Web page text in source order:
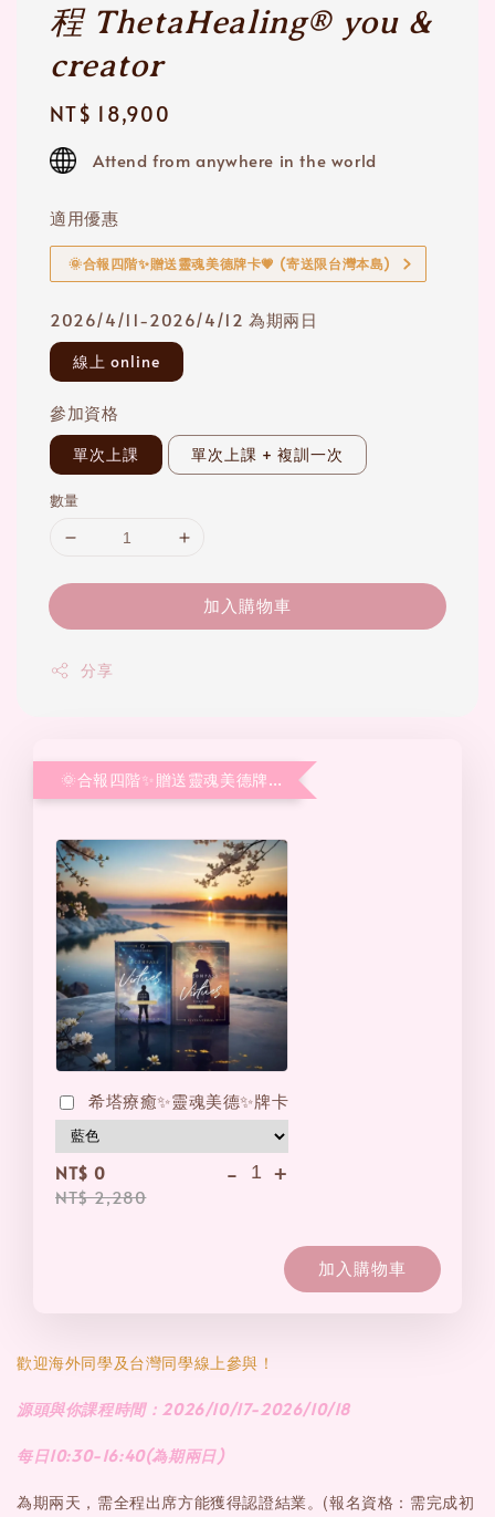
程 ThetaHealing® you &
creator
Regular
price
NT$ 18,900
Attend from anywhere in the world
適用優惠
🌞合報四階✨贈送靈魂美德牌卡💗 (寄送限台灣本島)
2026/4/11-2026/4/12 為期兩日
線上 online
參加資格
單次上課 單次上課 + 複訓一次
數量
加入購物車
分享
🌞合報四階✨贈送靈魂美德牌卡💗 (寄送限台灣本島)
希塔療癒✨靈魂美德✨牌卡
NT$ 0
NT$ 2,280
- +
加入購物車
歡迎海外同學及台灣同學線上參與！
源頭與你課程時間：2026/10/17-2026/10/18
每日10:30-16:40(為期兩日)
為期兩天，需全程出席方能獲得認證結業。 (報名資格：需完成初